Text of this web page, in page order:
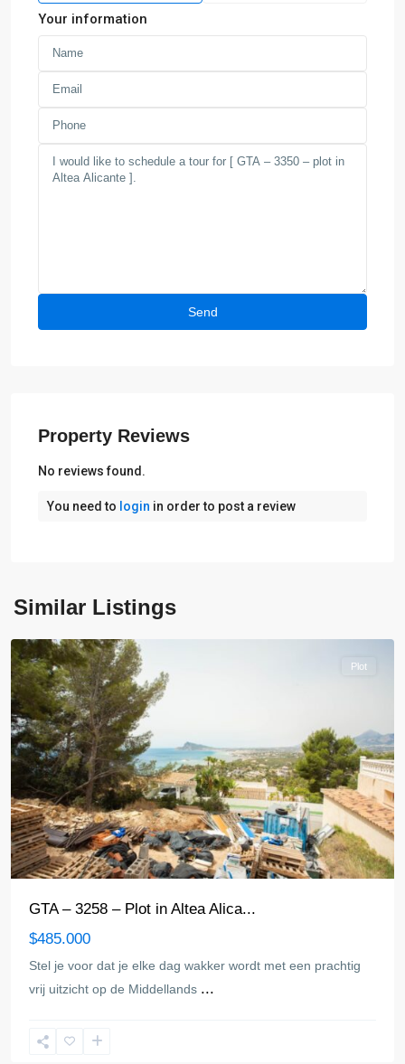
Your information
Property Reviews
No reviews found.
You need to login in order to post a review
Similar Listings
Altea
Plot
GTA – 3258 – Plot in Altea Alica...
$485.000
Stel je voor dat je elke dag wakker wordt met een prachtig
vrij uitzicht op de Middellands ...